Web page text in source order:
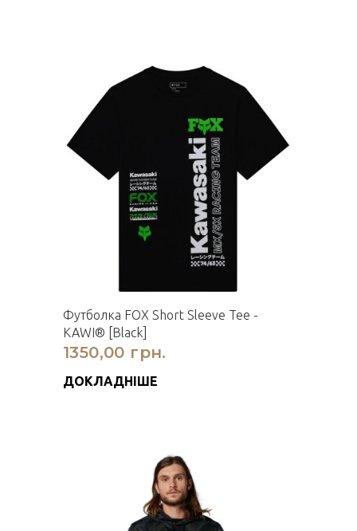
Футболка FOX Short Sleeve Tee -
KAWI® [Black]
1350,00 грн.
ДОКЛАДНІШЕ